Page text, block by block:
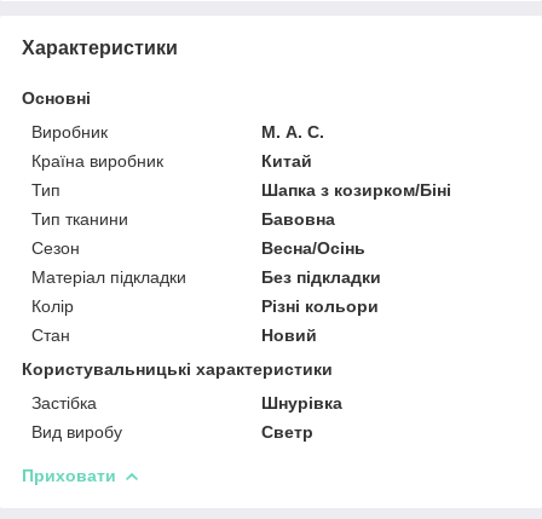
Характеристики
Основні
Виробник
М. А. С.
Країна виробник
Китай
Тип
Шапка з козирком/Біні
Тип тканини
Бавовна
Сезон
Весна/Осінь
Матеріал підкладки
Без підкладки
Колір
Різні кольори
Стан
Новий
Користувальницькі характеристики
Застібка
Шнурівка
Вид виробу
Светр
Приховати